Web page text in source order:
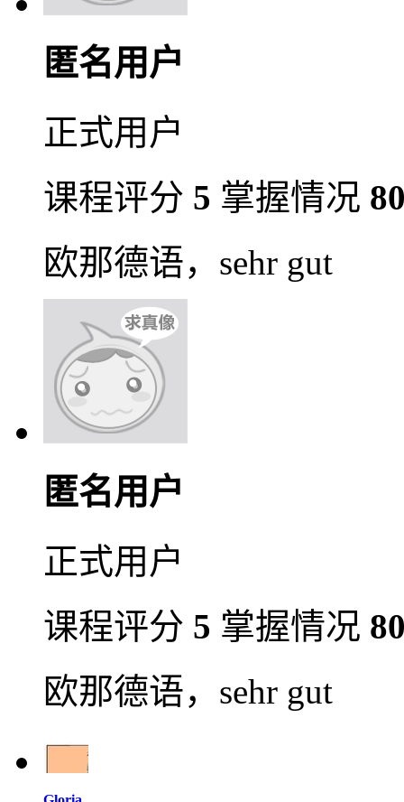
匿名用户
正式用户
课程评分 5 掌握情况
欧那德语，sehr gut
匿名用户
正式用户
课程评分 5 掌握情况
欧那德语，sehr gut